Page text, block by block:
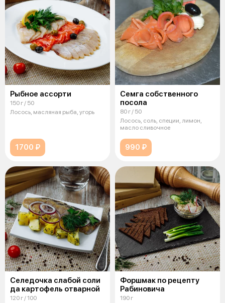
Рыбное ассорти
150 г / 50
Лосось, масляная рыба, угорь
1700 ₽
Семга собственного
посола
80 г / 50
Лосось, соль, специи, лимон,
масло сливочное
990 ₽
Селедочка слабой соли
да картофель отварной
120 г / 100
Форшмак по рецепту
Рабиновича
190 г